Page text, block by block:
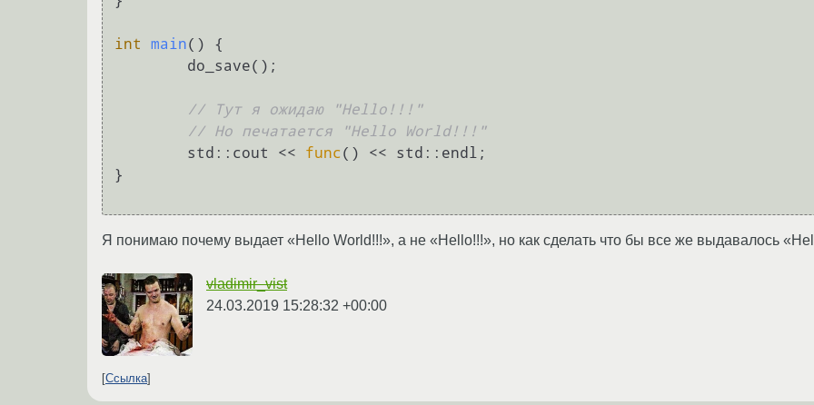
int main()
{
// Тут я ожидаю "Hello!!!"
// Но печатается "Hello World!!!"
	std::cout <<
func() << std::endl;
}
Я понимаю почему выдает «Hello World!!!», а не «Hello!!!», но как сделать что бы все же выдавалось
vladimir_vist
24.03.2019 15:28:32 +00:00
Ссылка